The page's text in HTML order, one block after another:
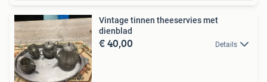
Vintage tinnen theeservies met
dienblad
€ 40,00 Details